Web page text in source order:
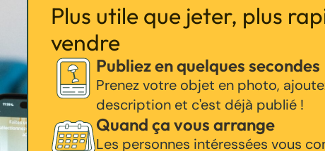
Plus utile que jeter, plus
vendre
Publiez en quelques secondes
Prenez votre objet en photo,
description et c'est déjà publié !
Quand ça vous arrange
Les personnes intéressées vous